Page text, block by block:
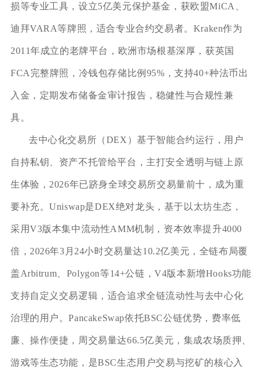
损等专业工具，设立5亿美元保护基金，获欧盟MiCA、
迪拜VARA等牌照，适合专业合约交易者。Kraken作为
2011年成立的老牌平台，欧洲市场根基深厚，获英国
FCA完整牌照，冷钱包存储比例95%，支持40+种法币出
入金，定期发布储备金审计报告，稳健性与合规性兼
具。
去中心化交易所（DEX）基于智能合约运行，用户
自持私钥、资产不托管给平台，主打安全透明与链上原
生体验，2026年已跻身全球交易所交易量前十，成为重
要补充。Uniswap是DEX绝对龙头，基于以太坊生态，
采用V3版本集中流动性AMM机制，资本效率提升4000
倍，2026年3月24小时交易量达10.2亿美元，全链布局覆
盖Arbitrum、Polygon等14+公链，V4版本新增Hooks功能
支持自定义交易逻辑，适合追求全链流动性与去中心化
治理的用户。PancakeSwap依托BSC公链优势，费率低
廉、操作便捷，周交易量达66.5亿美元，集成农场质押、
游戏等生态功能，是BSC生态用户交易与挖矿的核心入